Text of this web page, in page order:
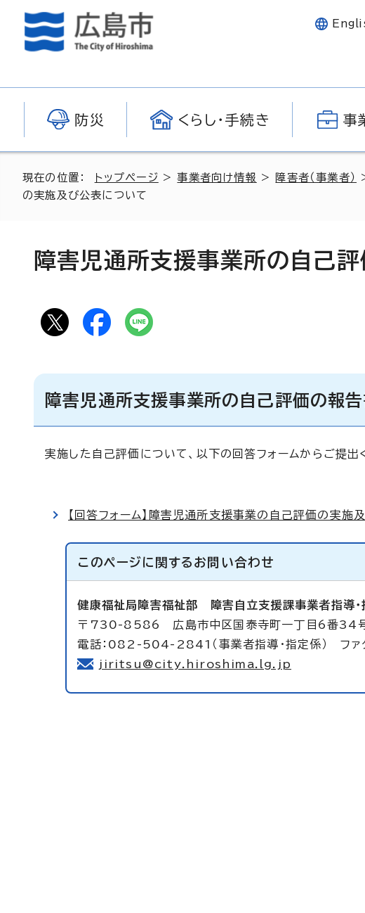
防災 くらし・手続き 事
現在の位置： トップページ >事業者向け情報 > 障害者（事業者）
の実施及び公表について
障害児通所支援事業所の自己
障害児通所支援事業所の自己評価の報
実施した自己評価について、以下の回答フォームからご提出
【回答フォーム】障害児通所支援事業の自己評価の実施
このページに関する お問い合わせ
健康福祉局障害福祉部
障害自立支援課事業者指導・
〒730-8586 広島市中区国泰寺町一丁目6番34号
電話：082-504-2841（事業者指導・指定係） フ
jiritsu@city.hiroshima.lg.jp